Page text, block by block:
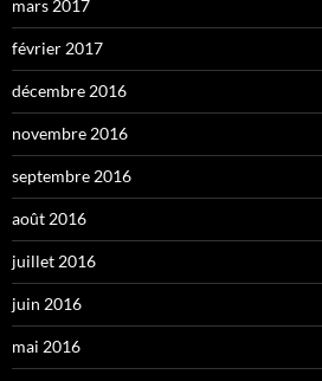
mars 2017
février 2017
décembre 2016
novembre 2016
septembre 2016
août 2016
juillet 2016
juin 2016
mai 2016